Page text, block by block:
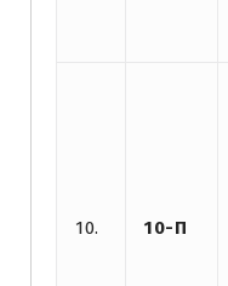
10. 10-П